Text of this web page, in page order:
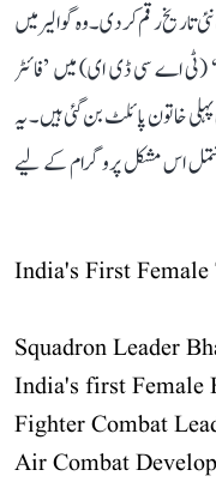
رقم کر دی۔ وہ گوالیر میں
(ٹی اے سی ڈی ای) میں ’فائٹر
خاتون پائلٹ بن گئی ہیں۔ یہ
ہے کہ 20 ہفتوں پر مشتمل اس مشکل پروگرام کے لیے
India's First Female
Squadron Leader
India's first Female
Fighter Combat
Air Combat